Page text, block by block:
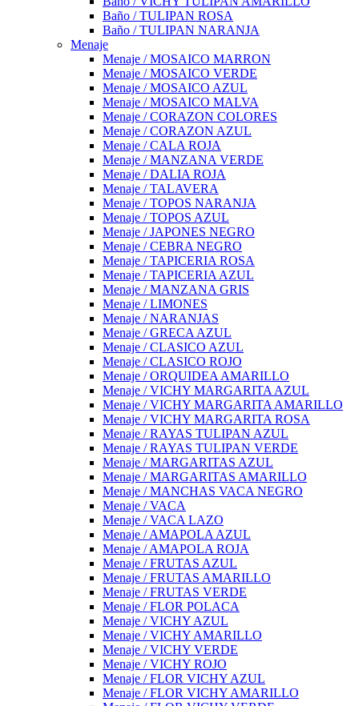
Baño / TULIPAN ROSA
Baño / TULIPAN NARANJA
Menaje
Menaje / MOSAICO MARRON
Menaje / MOSAICO VERDE
Menaje / MOSAICO AZUL
Menaje / MOSAICO MALVA
Menaje / CORAZON COLORES
Menaje / CORAZON AZUL
Menaje / CALA ROJA
Menaje / MANZANA VERDE
Menaje / DALIA ROJA
Menaje / TALAVERA
Menaje / TOPOS NARANJA
Menaje / TOPOS AZUL
Menaje / JAPONES NEGRO
Menaje / CEBRA NEGRO
Menaje / TAPICERIA ROSA
Menaje / TAPICERIA AZUL
Menaje / MANZANA GRIS
Menaje / LIMONES
Menaje / NARANJAS
Menaje / GRECA AZUL
Menaje / CLASICO AZUL
Menaje / CLASICO ROJO
Menaje / ORQUIDEA AMARILLO
Menaje / VICHY MARGARITA AZUL
Menaje / VICHY MARGARITA AMARILLO
Menaje / VICHY MARGARITA ROSA
Menaje / RAYAS TULIPAN AZUL
Menaje / RAYAS TULIPAN VERDE
Menaje / MARGARITAS AZUL
Menaje / MARGARITAS AMARILLO
Menaje / MANCHAS VACA NEGRO
Menaje / VACA
Menaje / VACA LAZO
Menaje / AMAPOLA AZUL
Menaje / AMAPOLA ROJA
Menaje / FRUTAS AZUL
Menaje / FRUTAS AMARILLO
Menaje / FRUTAS VERDE
Menaje / FLOR POLACA
Menaje / VICHY AZUL
Menaje / VICHY AMARILLO
Menaje / VICHY VERDE
Menaje / VICHY ROJO
Menaje / FLOR VICHY AZUL
Menaje / FLOR VICHY AMARILLO